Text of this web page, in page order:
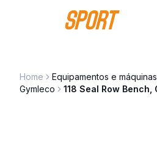
Saltar para o conteúdo
Home
Equipamentos e
Gymleco
118 Seal Row Bench,